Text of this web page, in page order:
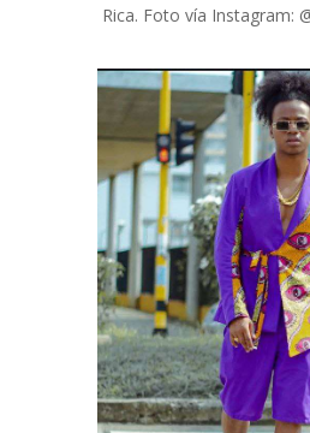
Rica. Foto vía Instagram: